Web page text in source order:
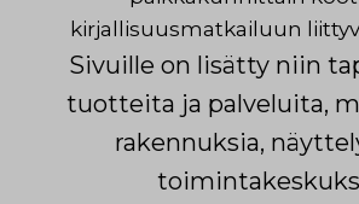
kirjallisuusmatkailuun
Sivuille on lisätty niin
tuotteita ja palveluita,
rakennuksia,